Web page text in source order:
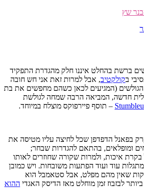
שץ
ברשת בהחלט איננו חלק מהגדרת התפקיד
בקולקטיב, אבל למרות זאת אני חש חובה
(המגיעים לכאן כשהם מחפשים את בת
בגוגל) בתגלית חדשה, המביאה הרבה שמחה לגולשת
– תוסף פיירפוקס מוצלח במיוחד.
בפאנל הדפדפן שכל לחיצה עליו מטיסה את
ומופלאים, בהתאם להגדרות שבחר;
איכות, ולמרות שקורה שחוזרים לאותו
עוד ועוד הפתעות משובחות. ויש כמובן
שאין מהם מפלט, אבל סטאמבל הוא
לבזבוז זמן מוחלט מאז הדיסק האגדי ההוא